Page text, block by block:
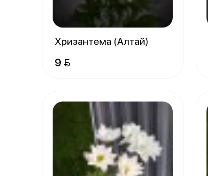
Хризантема (Алтай)
9 